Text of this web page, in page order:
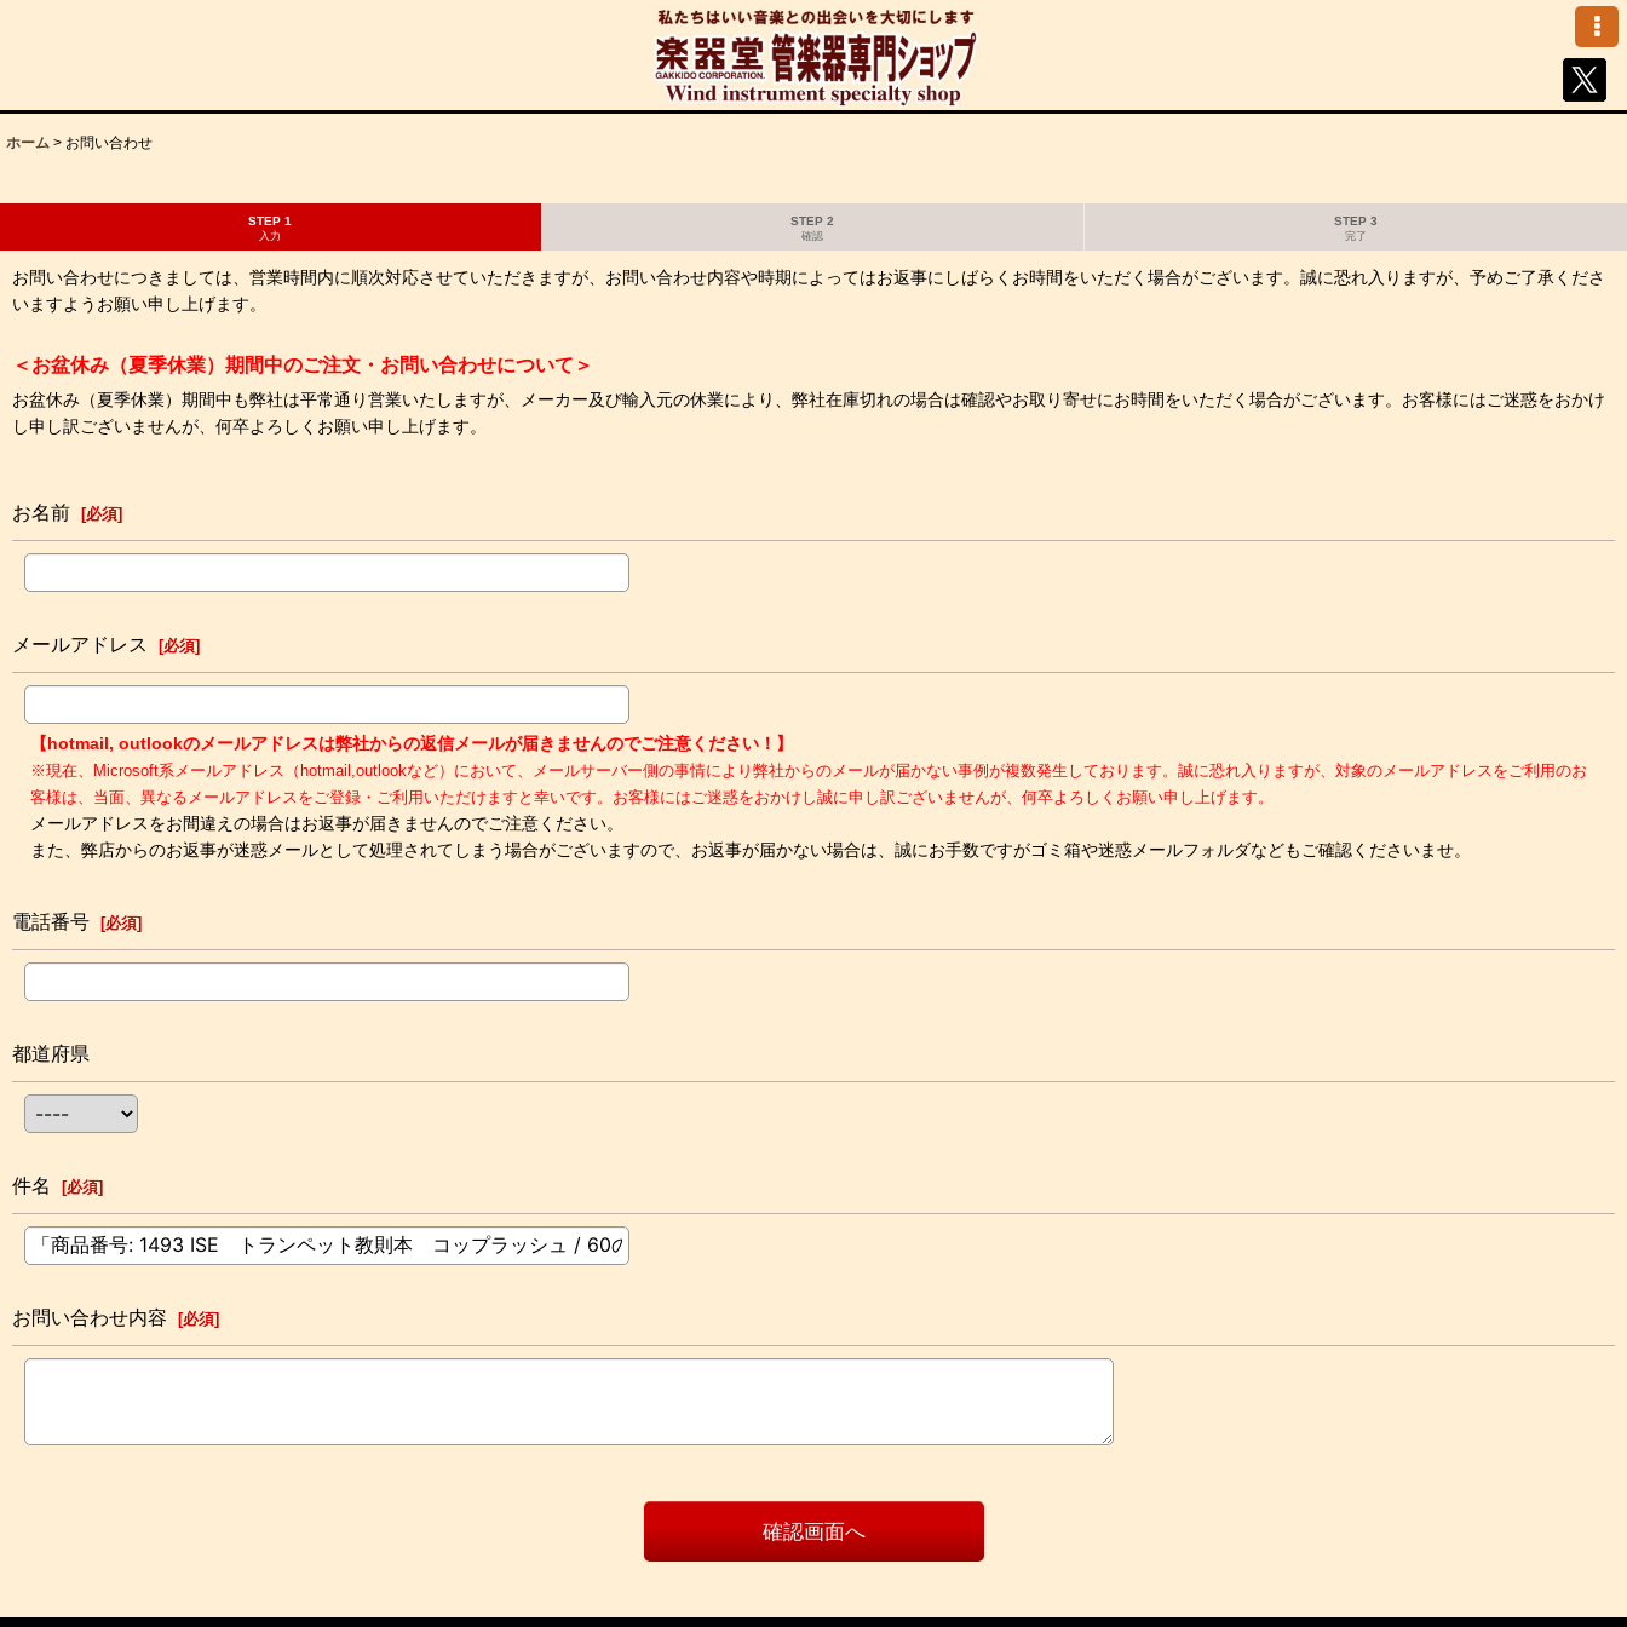
ホーム > お問い合わせ
STEP 1
入力
STEP 2
確認
STEP 3
完了
お問い合わせにつきましては、営業時間内に順次対応させていただきますが、お問い合わせ内容や時期によってはお返事にしばらくお時間をいただく場合がございます。誠に恐れ入りますが、予めご了承くださ
いますようお願い申し上げます。
＜お盆休み（夏季休業）期間中のご注文・お問い合わせについて＞
お盆休み（夏季休業）期間中も弊社は平常通り営業いたしますが、メーカー及び輸入元の休業により、弊社在庫切れの場合は確認やお取り寄せにお時間をいただく場合がございます。お客様にはご迷惑をおかけ
し申し訳ございませんが、何卒よろしくお願い申し上げます。
お名前 [必須]
メールアドレス [必須]
【hotmail, outlookのメールアドレスは弊社からの返信メールが届きませんのでご注意ください！】
※現在、Microsoft系メールアドレス（hotmail,outlookなど）において、メールサーバー側の事情により弊社からのメールが届かない事例が複数発生しております。誠に恐れ入りますが、対象のメールアドレスをご利用のお
客様は、当面、異なるメールアドレスをご登録・ご利用いただけますと幸いです。お客様にはご迷惑をおかけし誠に申し訳ございませんが、何卒よろしくお願い申し上げます。
メールアドレスをお間違えの場合はお返事が届きませんのでご注意ください。
また、弊店からのお返事が迷惑メールとして処理されてしまう場合がございますので、お返事が届かない場合は、誠にお手数ですがゴミ箱や迷惑メールフォルダなどもご確認くださいませ。
電話番号 [必須]
都道府県
件名 [必須]
お問い合わせ内容 [必須]
確認画面へ